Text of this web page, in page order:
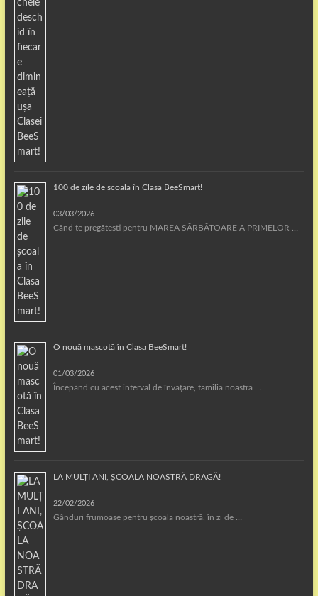
100 de zile de școala în Clasa BeeSmart!
03/03/2026
Când te pregătești pentru MAREA SĂRBĂTOARE A PRIMELOR …
O nouă mascotă în Clasa BeeSmart!
01/03/2026
Începând cu acest interval de învățare, familia noastră …
LA MULȚI ANI, ȘCOALA NOASTRĂ DRAGĂ!
22/02/2026
Gânduri frumoase pentru școala noastră, în zi de …